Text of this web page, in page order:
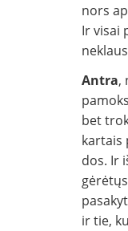
nors
Ir visai
Antra,
bet
kartais
dos. Ir
ir tie,